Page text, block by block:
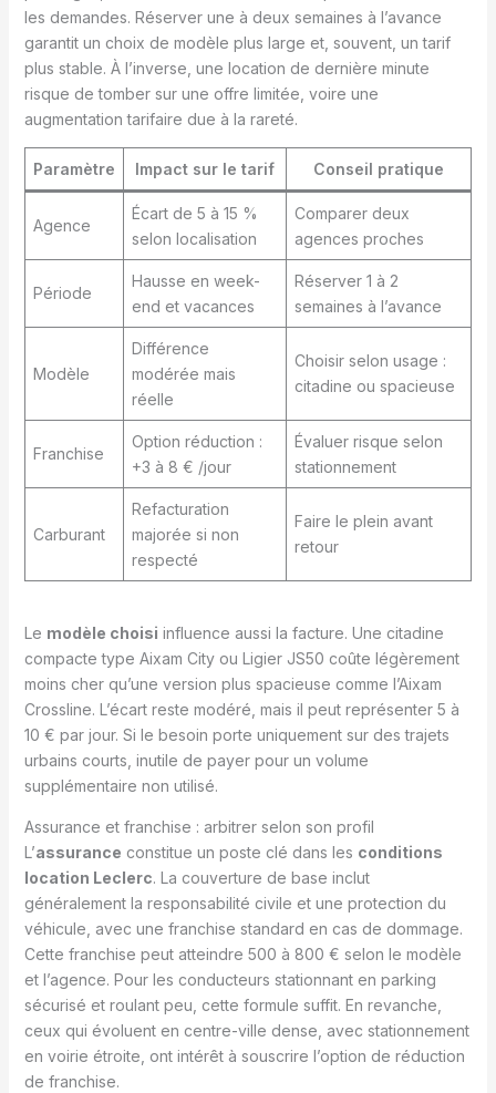
les demandes. Réserver une à deux semaines à l’avance
garantit un choix de modèle plus large et, souvent, un tarif
plus stable. À l’inverse, une location de dernière minute
risque de tomber sur une offre limitée, voire une
augmentation tarifaire due à la rareté.
Paramètre Impact sur le tarif Conseil pratique
Agence
Écart de 5 à 15 %
selon localisation
Comparer deux
agences proches
Période
Hausse en week-
end et vacances
Réserver 1 à 2
semaines à l’avance
Modèle
Différence
modérée mais
réelle
Choisir selon usage :
citadine ou spacieuse
Franchise
Option réduction :
+3 à 8 € /jour
Évaluer risque selon
stationnement
Carburant
Refacturation
majorée si non
respecté
Faire le plein avant
retour
Le modèle choisi influence aussi la facture. Une citadine
compacte type Aixam City ou Ligier JS50 coûte légèrement
moins cher qu’une version plus spacieuse comme l’Aixam
Crossline. L’écart reste modéré, mais il peut représenter 5 à
10 € par jour. Si le besoin porte uniquement sur des trajets
urbains courts, inutile de payer pour un volume
supplémentaire non utilisé.
Assurance et franchise : arbitrer selon son profil
L’assurance constitue un poste clé dans les conditions
location Leclerc. La couverture de base inclut
généralement la responsabilité civile et une protection du
véhicule, avec une franchise standard en cas de dommage.
Cette franchise peut atteindre 500 à 800 € selon le modèle
et l’agence. Pour les conducteurs stationnant en parking
sécurisé et roulant peu, cette formule suffit. En revanche,
ceux qui évoluent en centre-ville dense, avec stationnement
en voirie étroite, ont intérêt à souscrire l’option de réduction
de franchise.